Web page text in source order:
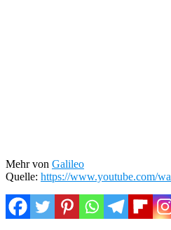
Mehr von Galileo
Quelle: https://www.youtube.com/